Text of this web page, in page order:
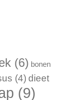
(6) bonen
(4) dieet
(9)